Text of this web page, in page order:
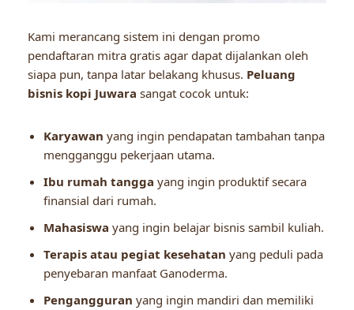
Kami merancang sistem ini dengan promo
pendaftaran mitra gratis agar dapat dijalankan oleh
siapa pun, tanpa latar belakang khusus. Peluang
bisnis kopi Juwara sangat cocok untuk:
Karyawan yang ingin pendapatan tambahan tanpa
mengganggu pekerjaan utama.
Ibu rumah tangga yang ingin produktif secara
finansial dari rumah.
Mahasiswa yang ingin belajar bisnis sambil kuliah.
Terapis atau pegiat kesehatan yang peduli pada
penyebaran manfaat Ganoderma.
Pengangguran yang ingin mandiri dan memiliki